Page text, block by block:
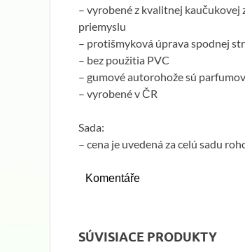
– vyrobené z kvalitnej
priemyslu
– protišmyková úprava spodnej
– bez použitia PVC
– gumové autorohože sú
– vyrobené v ČR
Sada:
– cena je uvedená za celú sadu
Komentáře
SÚVISIACE PRODUKTY